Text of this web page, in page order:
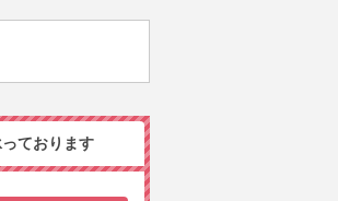
ております